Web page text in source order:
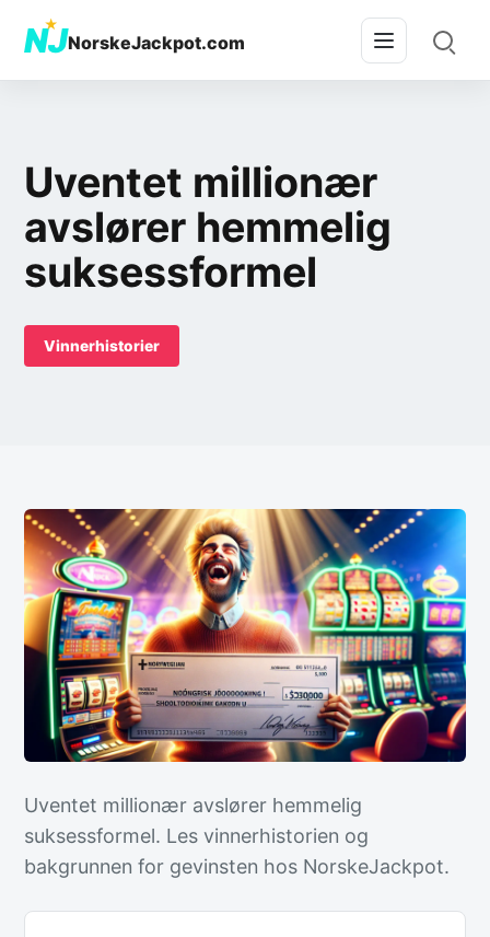
NJ
★
NorskeJackpot.com
Uventet millionær
avslører hemmelig
suksessformel
Vinnerhistorier
Uventet millionær avslører hemmelig
suksessformel. Les vinnerhistorien og
bakgrunnen for gevinsten hos NorskeJackpot.